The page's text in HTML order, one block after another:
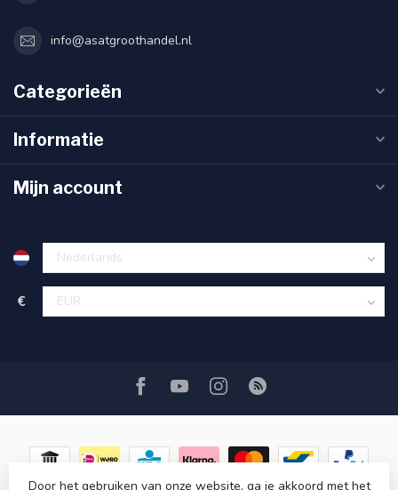
info@asatgroothandel.nl
Categorieën
Informatie
Mijn account
€
Door het gebruiken van onze website, ga je akkoord met het